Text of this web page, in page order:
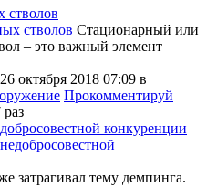
стволов
Стационарный или
– это важный элемент
октября 2018 07:09 в
Прокомментируй
конкуренции
затрагивал тему демпинга.